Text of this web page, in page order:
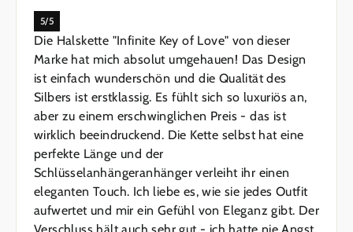
5/5
Die Halskette "Infinite Key of Love" von dieser
Marke hat mich absolut umgehauen! Das Design
ist einfach wunderschön und die Qualität des
Silbers ist erstklassig. Es fühlt sich so luxuriös an,
aber zu einem erschwinglichen Preis - das ist
wirklich beeindruckend. Die Kette selbst hat eine
perfekte Länge und der
Schlüsselanhängeranhänger verleiht ihr einen
eleganten Touch. Ich liebe es, wie sie jedes Outfit
aufwertet und mir ein Gefühl von Eleganz gibt. Der